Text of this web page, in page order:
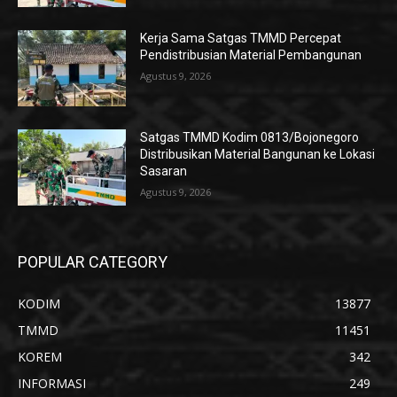
Kerja Sama Satgas TMMD Percepat
Pendistribusian Material Pembangunan
Agustus 9, 2026
Satgas TMMD Kodim 0813/Bojonegoro
Distribusikan Material Bangunan ke Lokasi
Sasaran
Agustus 9, 2026
POPULAR CATEGORY
KODIM
13877
TMMD
11451
KOREM
342
INFORMASI
249